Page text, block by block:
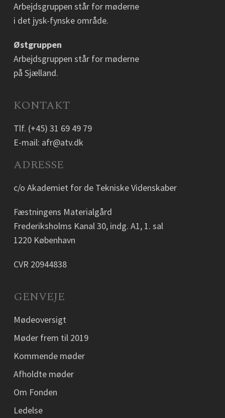
Arbejdsgruppen står for møderne
i det jysk-fynske område.
Østgruppen
Arbejdsgruppen står for møderne
på Sjælland.
KONTAKT
Tlf. (+45) 31 69 49 79
E-mail: afr@atv.dk
ADRESSE
c/o Akademiet for de Tekniske Videnskaber
Fæstningens Materialgård
Frederiksholms Kanal 30, indg. A1, 1. sal
1220 København
CVR 20944838
GENVEJE
Mødeoversigt
Møder frem til 2019
Kommende møder
Afholdte møder
Om Fonden
Ledelse